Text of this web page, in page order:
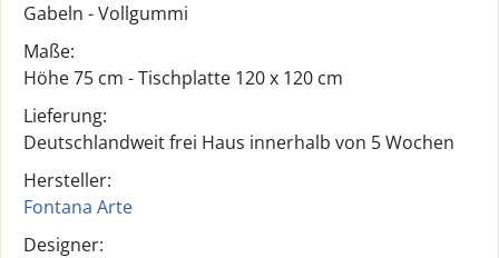
Gabeln - Vollgummi
Maße:
Höhe 75 cm - Tischplatte 120 x 120 cm
Lieferung:
Deutschlandweit frei Haus innerhalb von 5 Wochen
Hersteller:
Fontana Arte
Designer: